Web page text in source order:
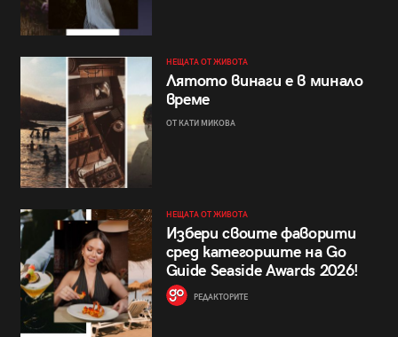
НЕЩАТА ОТ ЖИВОТА
Лятото винаги е в минало
време
ОТ КАТИ МИКОВА
НЕЩАТА ОТ ЖИВОТА
Избери своите фаворити
сред категориите на Go
Guide Seaside Awards 2026!
РЕДАКТОРИТЕ